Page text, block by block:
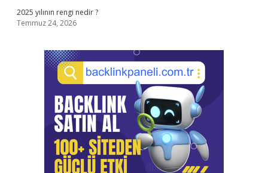
2025 yılının rengi nedir ?
Temmuz 24, 2026